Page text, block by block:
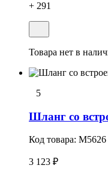
+ 291
Товара нет в
5
Шланг со
Код товара: M5626
3 123 ₽